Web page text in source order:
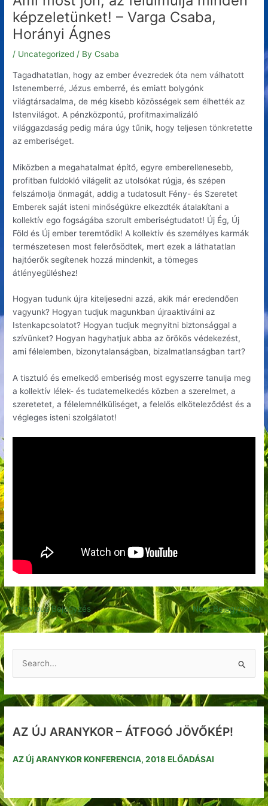
képzeletünket! – Varga Csaba,
Horányi Ágnes
/ Uncategorized / ByCsaba
Tagadhatatlan, hogy az ember évezredek óta nem válhatott
Istenemberré, Jézus emberré, és emiatt bolygónk
világtársadalma, de még kisebb közösségek sem élhették az
Istenvilágot. A pénzközpontú, profitmaximalizáló
világgazdaság pedig mára úgy tűnik, hogy teljesen tönkretette
az emberiséget.
Miközben a megahatalmat építő, egyre emberellenesebb,
profitban fuldokló világelit az utolsókat rúgja, és szépen
felszámolja önmagát, addig a tudatosult Fény- és Szeretet
Emberek saját isteni minőségükre elkezdték átalakítani a
kollektív ego fogságába szorult emberiségtudatot! Új Ég, Új
Föld és Új ember teremtődik! A kollektív és személyes karmák
természetesen most felerősödtek, mert ezek a láthatatlan
hajtóerők segítenek hozzá mindenkit, a tömeges
átlényegüléshez!
Hogyan tudunk újra kiteljesedni azzá, akik már eredendően
vagyunk? Hogyan tudjuk magunkban újraaktiválni az
Istenkapcsolatot? Hogyan tudjuk megnyitni biztonsággal a
szívünket? Hogyan hagyhatjuk abba az örökös védekezést,
ami félelemben, bizonytalanságban, bizalmatlanságban tart?
A tisztuló és emelkedő emberiség most egyszerre tanulja meg
a kollektív lélek- és tudatemelkedés közben a szerelmet, a
szeretetet, a félelemnélküliséget, a felelős elköteleződést és a
végleges isteni szolgálatot!
←Previous Bejegyzés Next Bejegyzés→
a
c
f
AZ ÚJ ARANYKOR – ÁTFOGÓ JÖVŐKÉP!
AZ Új ARANYKOR KONFERENCIA, 2018 ELŐADÁSAI